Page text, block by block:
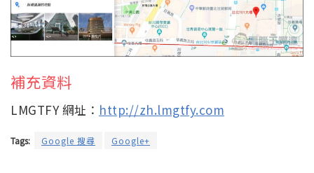
補充資料
LMGTFY 網址： http://zh.lmgtfy.com
Tags: Google 搜尋 Google+